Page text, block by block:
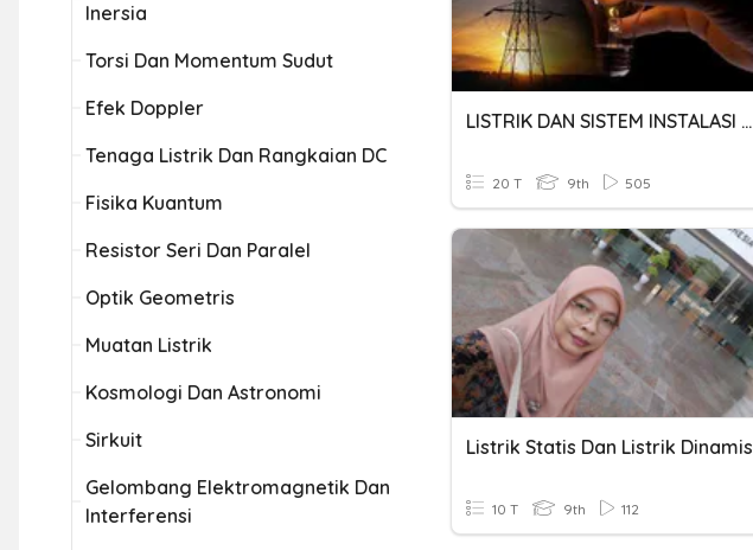
Inersia
Torsi Dan Momentum Sudut
Efek Doppler
Tenaga Listrik Dan Rangkaian DC
Fisika Kuantum
Resistor Seri Dan Paralel
Optik Geometris
Muatan Listrik
Kosmologi Dan Astronomi
Sirkuit
Gelombang Elektromagnetik Dan
Interferensi
LISTRIK DAN SISTEM INSTALASI LISTRIK
20 T 9th 505
Listrik Statis Dan Listrik Dinamis
10 T 9th 112